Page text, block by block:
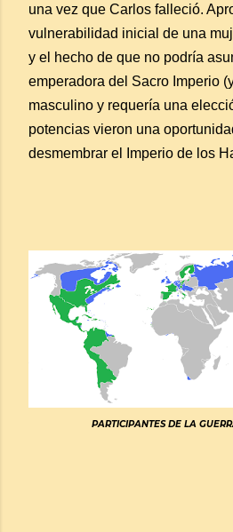
una vez que Carlos falleció.
vulnerabilidad inicial de una
y el hecho de que no podría
emperadora del Sacro Imperio
masculino y requería una
potencias vieron una
desmembrar el Imperio de los
PARTICIPANTES DE LA